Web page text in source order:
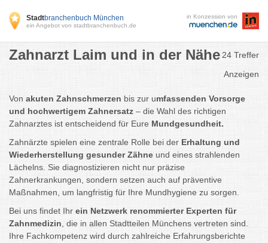
Stadtbranchenbuch München
ein Angebot von stadtbranchenbuch.de
in Konzession von
Zahnarzt Laim und in der Nähe 24 Treffer
Anzeigen
Von akuten Zahnschmerzen bis zur umfassenden Vorsorge
und hochwertigem Zahnersatz – die Wahl des richtigen
Zahnarztes ist entscheidend für Eure Mundgesundheit.
Zahnärzte spielen eine zentrale Rolle bei der Erhaltung und
Wiederherstellung gesunder Zähne und eines strahlenden
Lächelns. Sie diagnostizieren nicht nur präzise
Zahnerkrankungen, sondern setzen auch auf präventive
Maßnahmen, um langfristig für Ihre Mundhygiene zu sorgen.
Bei uns findet Ihr ein Netzwerk renommierter Experten für
Zahnmedizin , die in allen Stadtteilen Münchens vertreten sind.
Ihre Fachkompetenz wird durch zahlreiche Erfahrungsberichte